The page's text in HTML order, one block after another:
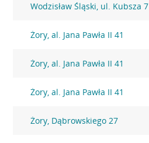
Wodzisław Śląski, ul. Kubsza 7
Żory, al. Jana Pawła II 41
Żory, al. Jana Pawła II 41
Żory, al. Jana Pawła II 41
Żory, Dąbrowskiego 27